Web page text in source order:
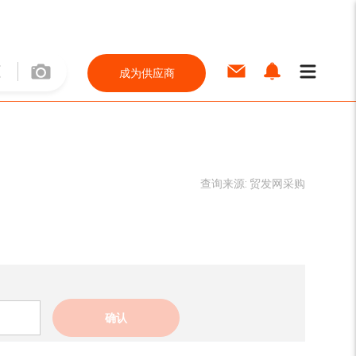
成为供应商
查询来源: 贸发网采购
确认